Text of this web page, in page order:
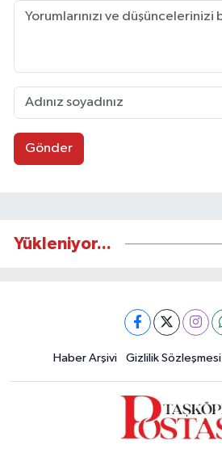
Gönder
Yükleniyor...
Haber Arşivi Gizlilik Sözleşmesi